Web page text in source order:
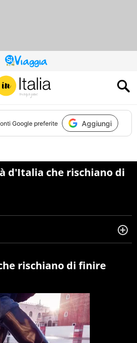
QUESTO
SITO
CONTRIBUISCE
ALL’AUDIENCE
DI
Google preferite Aggiungi
d'Italia che rischiano di
Da oltre dieci anni si occupa di
e videogame.
rischiano di finire